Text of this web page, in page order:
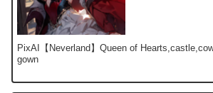
PixAI【Neverland】Queen of
gown